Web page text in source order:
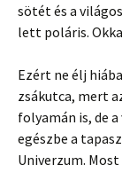
sötét és a
lett poláris.
Ezért ne élj
zsákutca, mert
folyamán is, de
egészbe a
Univerzum.